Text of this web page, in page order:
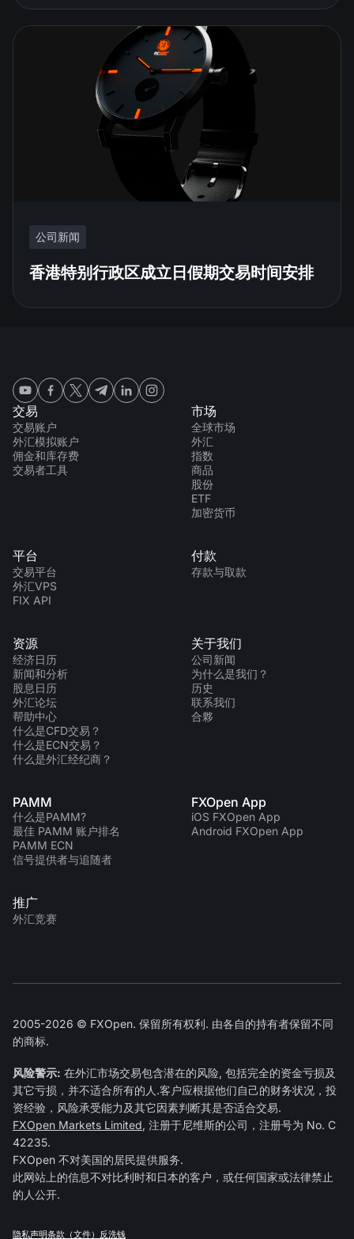
公司新闻
香港特别行政区成立日假期交易时间安排
交易
交易账户
外汇模拟账户
佣金和库存费
交易者工具
市场
全球市场
外汇
指数
商品
股份
ETF
加密货币
平台
交易平台
外汇VPS
FIX API
付款
存款与取款
资源
经济日历
新闻和分析
股息日历
外汇论坛
帮助中心
什么是CFD交易？
什么是ECN交易？
什么是外汇经纪商？
关于我们
公司新闻
为什么是我们？
历史
联系我们
合夥
PAMM
什么是PAMM?
最佳 PAMM 账户排名
PAMM ECN
信号提供者与追随者
FXOpen App
iOS FXOpen App
Android FXOpen App
推广
外汇竞赛
2005-2026 © FXOpen. 保留所有权利. 由各自的持有者保留不同
的商标.
风险警示: 在外汇市场交易包含潜在的风险, 包括完全的资金亏损及
其它亏损，并不适合所有的人.客户应根据他们自己的财务状况，投
资经验，风险承受能力及其它因素判断其是否适合交易.
FXOpen Markets Limited, 注册于尼维斯的公司，注册号为 No. C
42235.
FXOpen 不对美国的居民提供服务.
此网站上的信息不对比利时和日本的客户，或任何国家或法律禁止
的人公开.
隐私声明条款（文件） 反洗钱